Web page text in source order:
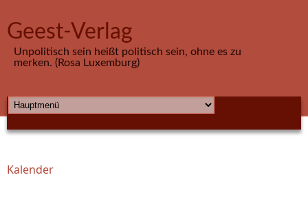
Geest-Verlag
Unpolitisch sein heißt politisch sein, ohne es zu
merken. (Rosa Luxemburg)
HAUPTMENÜ
Sie sind hier
Kalender